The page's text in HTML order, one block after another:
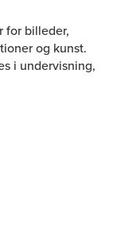
for billeder,
og kunst.
i undervisning,